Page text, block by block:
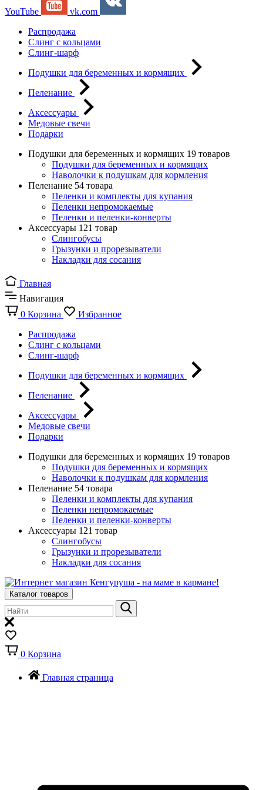
YouTube
vk.com
Распродажа
Слинг с кольцами
Слинг-шарф
Подушки для беременных и кормящих
Пеленание
Аксессуары
Медовые свечи
Подарки
Подушки для беременных и кормящих 19 товаров
Подушки для беременных и кормящих
Наволочки к подушкам для кормления
Пеленание 54 товара
Пеленки и комплекты для купания
Пеленки непромокаемые
Пеленки и пеленки-конверты
Аксессуары 121 товар
Слингобусы
Грызунки и прорезыватели
Накладки для сосания
Главная
Навигация
0 Корзина
Избранное
Распродажа
Слинг с кольцами
Слинг-шарф
Подушки для беременных и кормящих
Пеленание
Аксессуары
Медовые свечи
Подарки
Подушки для беременных и кормящих 19 товаров
Подушки для беременных и кормящих
Наволочки к подушкам для кормления
Пеленание 54 товара
Пеленки и комплекты для купания
Пеленки непромокаемые
Пеленки и пеленки-конверты
Аксессуары 121 товар
Слингобусы
Грызунки и прорезыватели
Накладки для сосания
Каталог товаров
0 Корзина
Главная страница